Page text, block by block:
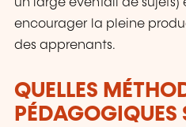
encourager la pleine
des apprenants.
QUELLES
PÉDAGOGIQUES